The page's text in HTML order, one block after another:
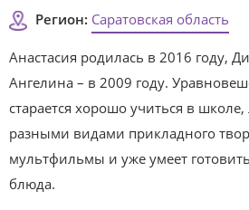
Регион: Саратовская область
Анастасия родилась в 2016 году,
Ангелина – в 2009 году.
старается хорошо учиться в
разными видами прикладного
мультфильмы и уже умеет
блюда.